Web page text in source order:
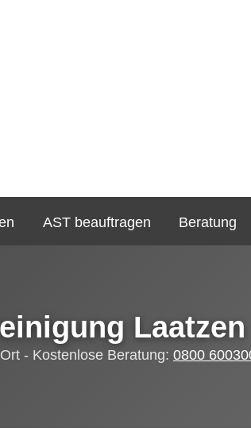
AST beauftragen Beratung
Laatzen
- Kostenlose Beratung: 0800